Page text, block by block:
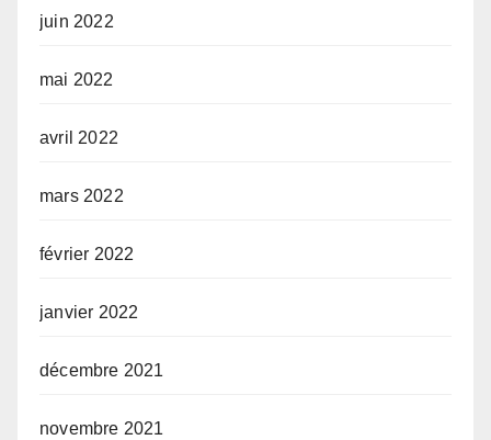
juin 2022
mai 2022
avril 2022
mars 2022
février 2022
janvier 2022
décembre 2021
novembre 2021